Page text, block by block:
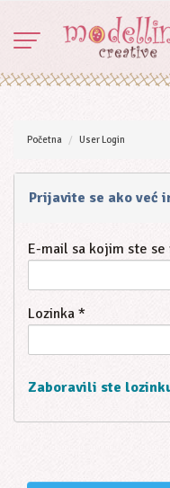
Početna User Login
Prijavite se ako već
E-mail sa kojim ste
Lozinka *
Zaboravili ste